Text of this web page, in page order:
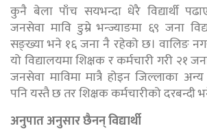
कुनै बेला पाँच सयभन्दा धेरै विद्यार्थी
जनसेवा मावि डुम्रे भन्ज्याङमा ६९ जना
सङ्ख्या भने १६ जना नै रहेको छ। वालिङ
यो विद्यालयमा शिक्षक र कर्मचारी गरी २१
जनसेवा माविमा मात्रै होइन जिल्लाका
पनि यस्तै छ तर शिक्षक कर्मचारीको
अनुपात अनुसार छैनन् विद्यार्थी